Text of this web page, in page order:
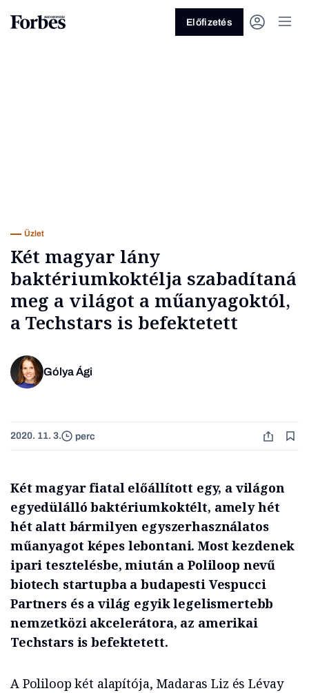
Előfizetés
Üzlet
Két magyar lány
baktériumkoktélja szabadítaná
meg a világot a műanyagoktól,
a Techstars is befektetett
Gólya Ági
2020. 11. 3. perc
Két magyar fiatal előállított egy, a világon
egyedülálló baktériumkoktélt, amely hét
hét alatt bármilyen egyszerhasználatos
műanyagot képes lebontani. Most kezdenek
ipari tesztelésbe, miután a Poliloop nevű
biotech startupba a budapesti Vespucci
Partners és a világ egyik legelismertebb
nemzetközi akcelerátora, az amerikai
Techstars is befektetett.
A Poliloop két alapítója, Madaras Liz és Lévay